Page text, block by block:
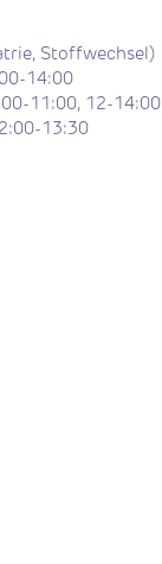
Stoffwechsel)
14:00
11:00, 12-14:00
13:30